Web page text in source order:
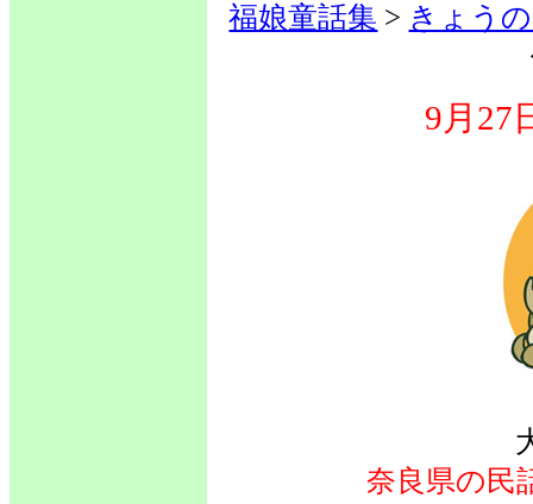
福娘童話集 > きょう
9月27
奈良県の民